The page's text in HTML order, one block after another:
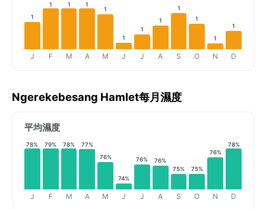
1
J
1
F
1
M
1
A
1
M
1
J
1
J
1
A
1
S
1
O
1
N
1
D
Ngerekebesang Hamlet每月濕度
平均濕度
78%
J
79%
F
78%
M
77%
A
76%
M
74%
J
76%
J
76%
A
75%
S
75%
O
76%
N
78%
D